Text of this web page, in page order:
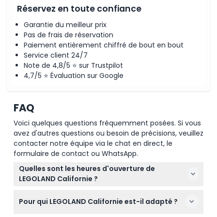
Politique d'annulation
Réservez en toute confiance
Garantie du meilleur prix
Pas de frais de réservation
Paiement entièrement chiffré de bout en bout
Service client 24/7
Note de 4,8/5 ⭐ sur Trustpilot
4,7/5 ⭐ Évaluation sur Google
FAQ
Voici quelques questions fréquemment posées. Si vous
avez d'autres questions ou besoin de précisions, veuillez
contacter notre équipe via le chat en direct, le
formulaire de contact ou WhatsApp.
Quelles sont les heures d'ouverture de
LEGOLAND Californie ?
dimanche, avec des horaires de 10h00 à 17h00 en
Pour qui LEGOLAND Californie est-il adapté ?